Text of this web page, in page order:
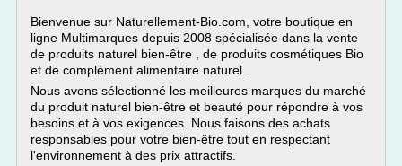
Bienvenue sur Naturellement-Bio.com, votre boutique en
ligne Multimarques depuis 2008 spécialisée dans la vente
de produits naturel bien-être , de produits cosmétiques Bio
et de complément alimentaire naturel .
Nous avons sélectionné les meilleures marques du marché
du produit naturel bien-être et beauté pour répondre à vos
besoins et à vos exigences. Nous faisons des achats
responsables pour votre bien-être tout en respectant
l'environnement à des prix attractifs.